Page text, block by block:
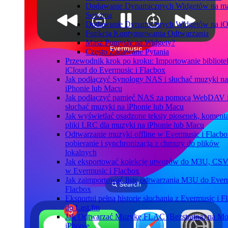
Dodawanie Dynamicznych Widgetów na
Sonoma
Dodawanie Dynamicznych Widgetów na
Funkcja Kontynuowania Odtwarzania
Masz Pomysły na Widgety?
Często Zadawane Pytania
Przewodnik krok po kroku: Importowanie
iCloud do Evermusic i Flacbox
Jak podłączyć Synology NAS i słuchać muzyki na
iPhonie lub Macu
Jak podłączyć pamięć NAS za pomocą WebDAV
słuchać muzyki na iPhonie lub Macu
Jak wyświetlać osadzone teksty piosenek,
pliki LRC dla muzyki na iPhonie lub Macu
Odtwarzanie muzyki offline w Evermusic i
pobieranie i synchronizacja z chmury do plików
lokalnych
Jak eksportować kolekcję utworów do M3U,
w Evermusic i Flacbox
Jak zaimportować listę odtwarzania M3U do
Flacbox
Eksportuj pełną historię słuchania z Evermusic i
do Last.fm
Jak Odtwarzać Muzykę FLAC (Bezstratną) na
iPhonie